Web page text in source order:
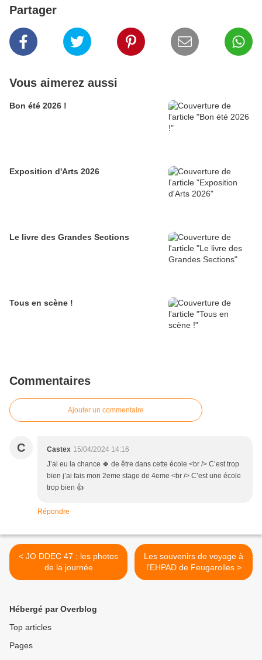
Partager
Vous aimerez aussi
Bon été 2026 !
Exposition d'Arts 2026
Le livre des Grandes Sections
Tous en scène !
Commentaires
Ajouter un commentaire
C Castex 15/04/2024 14:16
J’ai eu la chance 🍀 de être dans cette école <br /> C’est trop
bien j’ai fais mon 2eme stage de 4eme <br /> C’est une école
trop bien 👍
Répondre
< JO DDEC 47 : les photos
de la journée
Les souvenirs de voyage à
l’EHPAD de Feugarolles >
Hébergé par Overblog
Top articles
Pages